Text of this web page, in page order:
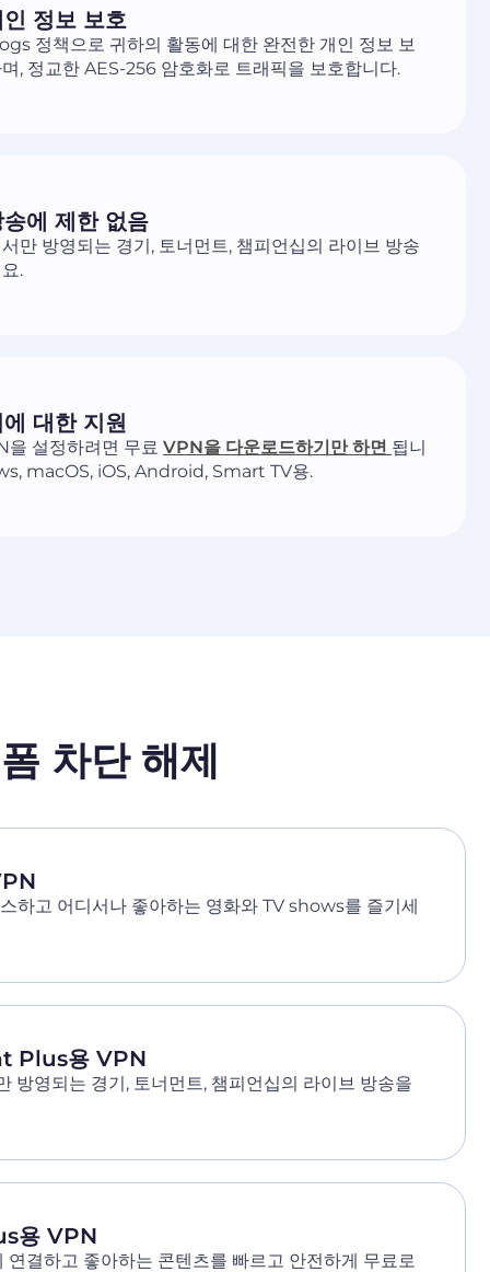
정보 보호
정책으로 귀하의 활동에 대한 완전한 개인 정보 보
, 정교한 AES-256 암호화로 트래픽을 보호합니다.
에 제한 없음
만 방영되는 경기, 토너먼트, 챔피언십의 라이브 방송
.
대한 지원
설정하려면 무료 VPN을 다운로드하기만 하면 됩니
macOS, iOS, Android, Smart TV용.
차단 해제
하고 어디서나 좋아하는 영화와 TV shows를 즐기세
Plus용 VPN
방영되는 경기, 토너먼트, 챔피언십의 라이브 방송을
용 VPN
결하고 좋아하는 콘텐츠를 빠르고 안전하게 무료로